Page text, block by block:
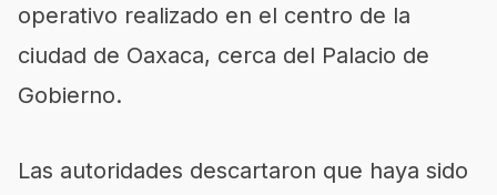
operativo realizado en el centro de la
ciudad de Oaxaca, cerca del Palacio de
Gobierno.
Las autoridades descartaron que haya sido